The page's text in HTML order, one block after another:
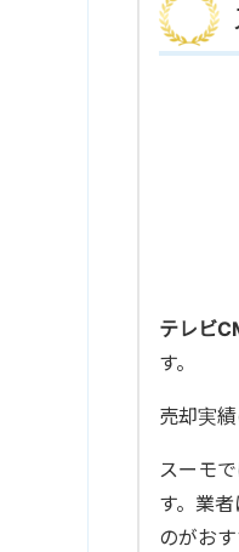
テレビ
す。
売却実
スーモ
す。業
のがおす